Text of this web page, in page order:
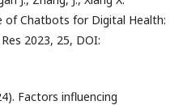
of Chatbots for Digital Health:
2023, 25, DOI:
Factors influencing